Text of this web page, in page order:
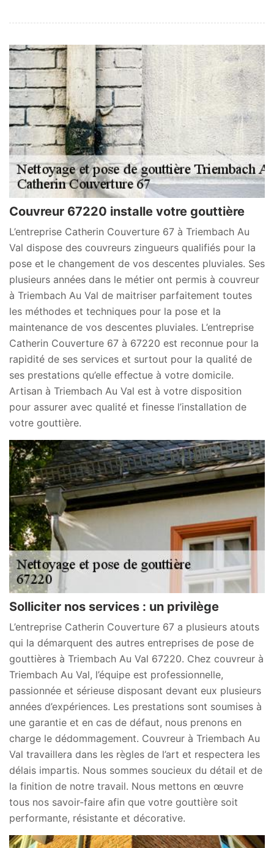
Couvreur 67220 installe votre gouttière
L’entreprise Catherin Couverture 67 à Triembach Au
Val dispose des couvreurs zingueurs qualifiés pour la
pose et le changement de vos descentes pluviales. Ses
plusieurs années dans le métier ont permis à couvreur
à Triembach Au Val de maitriser parfaitement toutes
les méthodes et techniques pour la pose et la
maintenance de vos descentes pluviales. L’entreprise
Catherin Couverture 67 à 67220 est reconnue pour la
rapidité de ses services et surtout pour la qualité de
ses prestations qu’elle effectue à votre domicile.
Artisan à Triembach Au Val est à votre disposition
pour assurer avec qualité et finesse l’installation de
votre gouttière.
Solliciter nos services : un privilège
L’entreprise Catherin Couverture 67 a plusieurs atouts
qui la démarquent des autres entreprises de pose de
gouttières à Triembach Au Val 67220. Chez couvreur à
Triembach Au Val, l’équipe est professionnelle,
passionnée et sérieuse disposant devant eux plusieurs
années d’expériences. Les prestations sont soumises à
une garantie et en cas de défaut, nous prenons en
charge le dédommagement. Couvreur à Triembach Au
Val travaillera dans les règles de l’art et respectera les
délais impartis. Nous sommes soucieux du détail et de
la finition de notre travail. Nous mettons en œuvre
tous nos savoir-faire afin que votre gouttière soit
performante, résistante et décorative.